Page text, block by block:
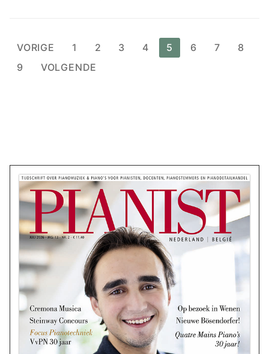
VORIGE 1 2 3 4 5 6 7
8
9
VOLGENDE